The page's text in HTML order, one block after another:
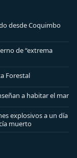
desde Coquimbo
de “extrema
Forestal
a habitar el mar
explosivos a un día
muerto